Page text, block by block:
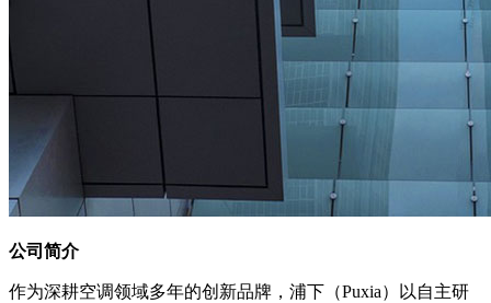
公司简介
作为深耕空调领域多年的创新品牌，浦下（Puxia）以自主研